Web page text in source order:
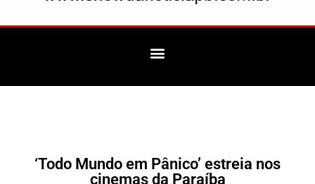
‘Todo Mundo em Pânico’ estreia nos
cinemas da Paraíba